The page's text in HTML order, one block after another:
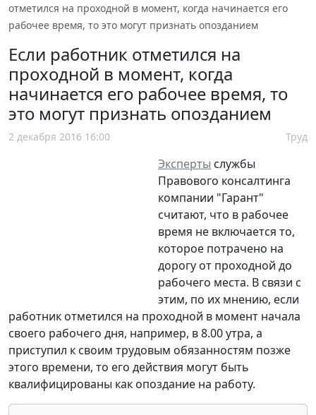
отметился на проходной в момент, когда начинается его
рабочее время, то это могут признать опозданием
Если работник отметился на
проходной в момент, когда
начинается его рабочее время, то
это могут признать опозданием
2 декабря 2016 16:00 Труд
Эксперты службы
Правового консалтинга
компании "Гарант"
считают, что в рабочее
время не включается то,
которое потрачено на
дорогу от проходной до
рабочего места. В связи с
этим, по их мнению, если
работник отметился на проходной в момент начала
своего рабочего дня, например, в 8.00 утра, а
приступил к своим трудовым обязанностям позже
этого времени, то его действия могут быть
квалифицированы как опоздание на работу.